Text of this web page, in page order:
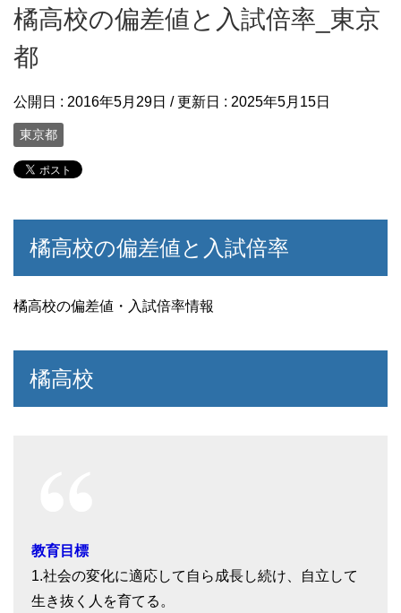
橘高校の偏差値と入試倍率_東京
都
公開日 : 2016年5月29日 / 更新日 : 2025年5月15日
東京都
橘高校の偏差値と入試倍率
橘高校の偏差値・入試倍率情報
橘高校
教育目標
1.社会の変化に適応して自ら成長し続け、自立して
生き抜く人を育てる。